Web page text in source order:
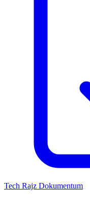
Tech Rajz Dokumentum